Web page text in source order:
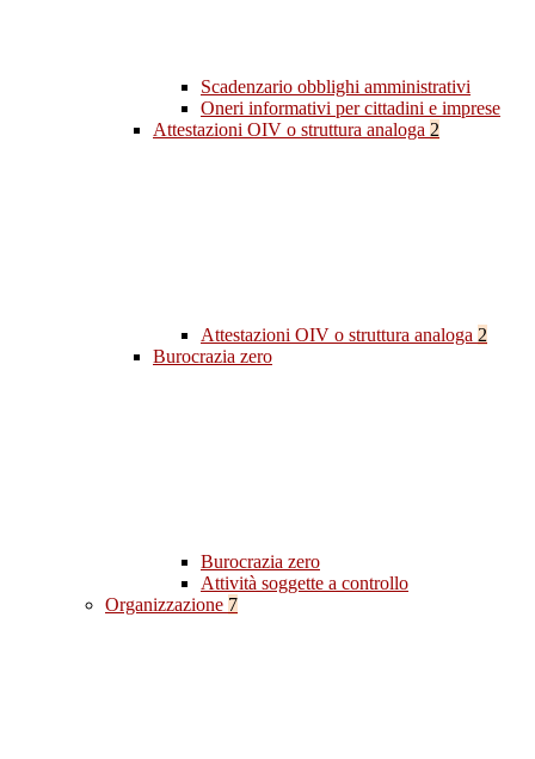
Scadenzario obblighi amministrativi
Oneri informativi per cittadini e imprese
Attestazioni OIV o struttura analoga 2
Attestazioni OIV o struttura analoga 2
Burocrazia zero
Burocrazia zero
Attività soggette a controllo
Organizzazione 7